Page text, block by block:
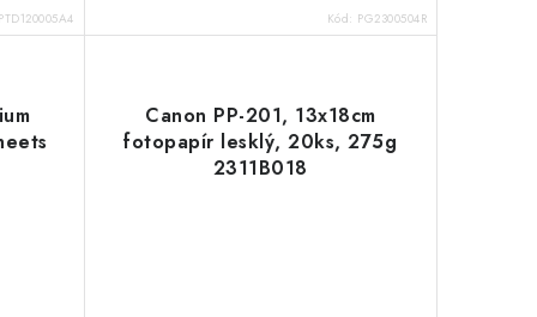
PTD120005A4 Kód: PG2300504R
Canon PP-201, 13x18cm
fotopapír lesklý, 20ks, 275g
2311B018